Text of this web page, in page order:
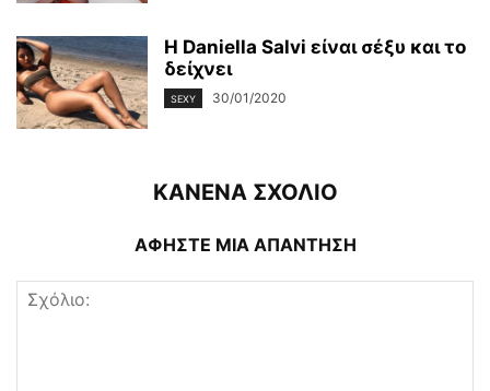
Η Daniella Salvi είναι σέξυ και το
δείχνει
SEXY 30/01/2020
ΚΑΝΕΝΑ ΣΧΟΛΙΟ
ΑΦΗΣΤΕ ΜΙΑ ΑΠΑΝΤΗΣΗ